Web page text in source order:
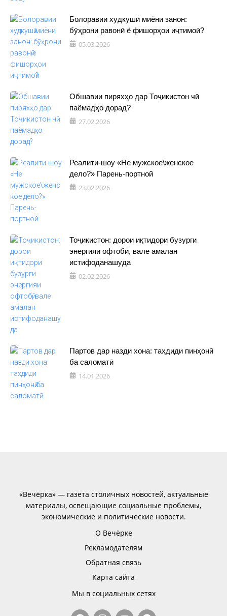
Болоравии худкушӣ миёни занон:
бӯҳрони равонӣ ё фишорҳои иҷтимоӣ?
05.03.2026
Обшавии пиряхҳо дар Тоҷикистон чӣ
паёмадҳо дорад?
27.02.2026
Реалити-шоу «Не мужское\женское
дело?» Парень-портной
23.02.2026
Тоҷикистон: дорои иқтидори бузурги
энергияи офтобӣ, вале амалан
истифоданашуда
02.02.2026
Партов дар назди хона: таҳдиди пинҳонӣ
ба саломатӣ
14.01.2026
«Вечёрка» — газета столичных новостей, актуальные
материалы, освещающие социальные проблемы,
экономические и политические новости.
О Вечёрке
Рекламодателям
Обратная связь
Карта сайта
Мы в социальных сетях